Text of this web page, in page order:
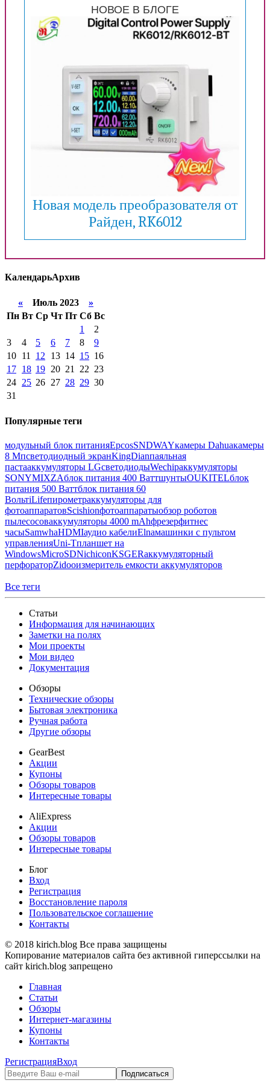
НОВОЕ В БЛОГЕ
Новая модель преобразователя от
Райден, RK6012
КалендарьАрхив
« Июль 2023 »
Пн Вт Ср Чт Пт Сб Вс
1
2
3
4 5 6 7 8
9
10 11 12 13 14 15 16
17 18 19 20 21 22 23
24 25 26 27 28 29 30
31
Популярные теги
модульный блок питанияEpcosSNDWAYкамеры Dahuaкамеры
8 Мпсветодиодный экранKingDianпаяльная
пастааккумуляторы LGсветодиодыWechipаккумуляторы
SONYMIXZAблок питания 400 ВаттшунтыOUKITELблок
питания 500 Ваттблок питания 60
ВольтiLifeпирометраккумуляторы для
фотоаппаратовScishionфотоаппаратыобзор роботов
пылесосоваккумуляторы 4000 mAhфрезерфитнес
часыSamwhaHDMIаудио кабелиElnaмашинки с пультом
управленияUni-Tпланшет на
WindowsMicroSDNichiconKSGERаккумуляторный
перфораторZidooизмеритель емкости аккумуляторов
Все теги
Статьи
Информация для начинающих
Заметки на полях
Мои проекты
Мои видео
Документация
Обзоры
Технические обзоры
Бытовая электроника
Ручная работа
Другие обзоры
GearBest
Акции
Купоны
Обзоры товаров
Интересные товары
AliExpress
Акции
Обзоры товаров
Интересные товары
Блог
Вход
Регистрация
Восстановление пароля
Пользовательское соглашение
Контакты
© 2018 kirich.blog Все права защищены
Копирование материалов сайта без активной гиперссылки на
сайт kirich.blog запрещено
Главная
Статьи
Обзоры
Интернет-магазины
Купоны
Контакты
РегистрацияВход